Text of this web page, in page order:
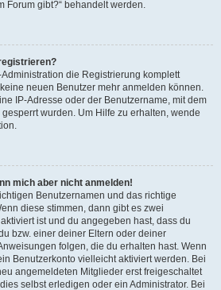
Forum gibt?“ behandelt werden.
die Registrierung komplett
neuen Benutzer mehr anmelden können.
IP-Adresse oder der Benutzername, mit dem
wurden. Um Hilfe zu erhalten, wende
mich aber nicht anmelden!
Benutzernamen und das richtige
diese stimmen, dann gibt es zwei
aktiviert ist und du angegeben hast, dass du
bzw. einer deiner Eltern oder deiner
folgen, die du erhalten hast. Wenn
Benutzerkonto vielleicht aktiviert werden. Bei
angemeldeten Mitglieder erst freigeschaltet
selbst erledigen oder ein Administrator. Bei